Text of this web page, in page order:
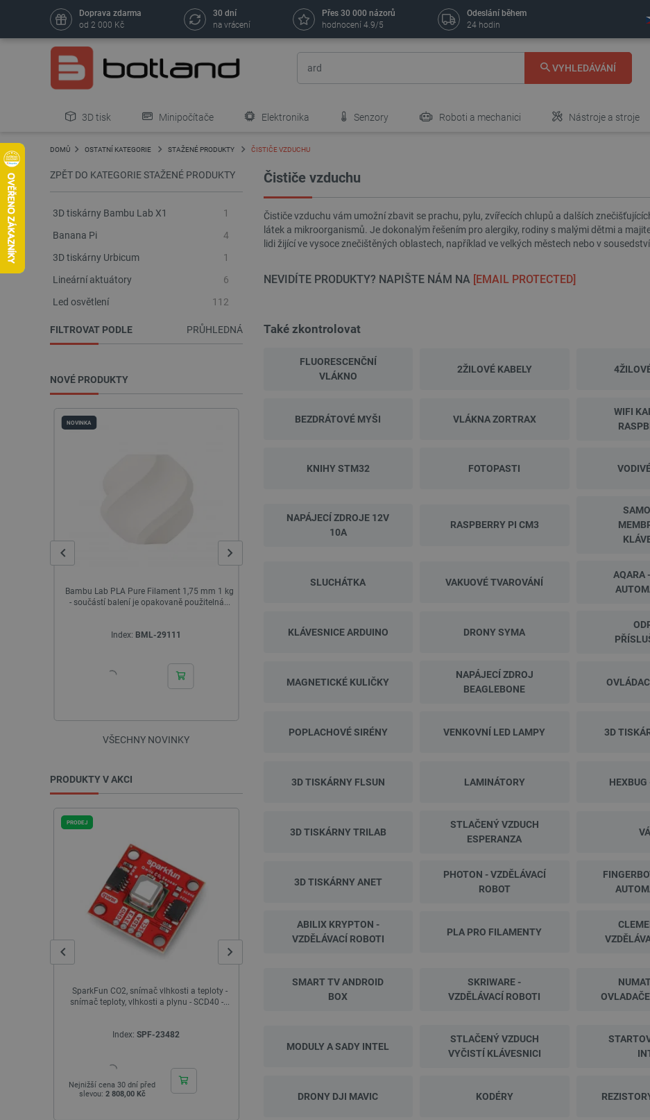
Doprava zdarma
od 2 000 Kč
30 dní
na vrácení
Přes 30 000 názorů
hodnocení 4.9/5
Odeslání během
24 hodin
VYHLEDÁVÁNÍ
3D tisk Minipočítače Elektronika Senzory Roboti a mechanici Nástroje a stroje
DOMŮ OSTATNÍ KATEGORIE STAŽENÉ PRODUKTY ČISTIČE VZDUCHU
ZPĚT DO KATEGORIE STAŽENÉ PRODUKTY
3D tiskárny Bambu Lab X1
1
Banana Pi
4
3D tiskárny Urbicum
1
Lineární aktuátory
6
Led osvětlení
112
FILTROVAT PODLE PRŮHLEDNÁ
NOVÉ PRODUKTY
Bambu Lab PLA Pure Filament 1,75 mm 1 kg
- součástí balení je opakovaně použitelná...
Index: BML-29111
NOVINKA
Index:CRL-28342 Index:ZWV-28051
Nejnižší cena 30 dní před
slevou:2 186,70 Kč
NOVINKA
VŠECHNY NOVINKY
PRODUKTY V AKCI
Shelly Qubino Wave Pro 2PM - 2-kanálové
relé na DIN lištu s měřičem výkonu
Index:INN-24909
Nejnižší cena 30 dní před
slevou:2 434,00 Kč
PRODEJ
Arduinem - bez konektorů - pájený 333008
slevou:164,00 Kč
IPS LCD obrazovka 7 '' 1024x600px pro
LattePanda
Index: DFR-06400
slevou:830,40 Kč
PRODEJ
PRODEJ
Čističe vzduchu
Čističe vzduchu vám umožní zbavit se prachu, pylu, zvířecích chlupů a dalších
látek a mikroorganismů. Je dokonalým řešením pro alergiky, rodiny s malými dětmi a
lidi žijící ve vysoce znečištěných oblastech, například ve velkých městech nebo v
NEVIDÍTE PRODUKTY? NAPIŠTE NÁM NA [EMAIL PROTECTED]
Také zkontrolovat
FLUORESCENČNÍ
VLÁKNO
2ŽILOVÉ KABELY
BEZDRÁTOVÉ MYŠI VLÁKNA ZORTRAX
WIFI
KNIHY STM32 FOTOPASTI
NAPÁJECÍ ZDROJE 12V
10A
RASPBERRY PI CM3
SLUCHÁTKA VAKUOVÉ TVAROVÁNÍ
AQARA
KLÁVESNICE ARDUINO DRONY SYMA
MAGNETICKÉ KULIČKY
NAPÁJECÍ ZDROJ
BEAGLEBONE
POPLACHOVÉ SIRÉNY VENKOVNÍ LED LAMPY 3D
3D TISKÁRNY FLSUN LAMINÁTORY
3D TISKÁRNY TRILAB
STLAČENÝ VZDUCH
ESPERANZA
3D TISKÁRNY ANET
PHOTON - VZDĚLÁVACÍ
ROBOT
ABILIX KRYPTON -
VZDĚLÁVACÍ ROBOTI
PLA PRO FILAMENTY
SMART TV ANDROID
BOX
SKRIWARE -
VZDĚLÁVACÍ ROBOTI
MODULY A SADY INTEL
STLAČENÝ VZDUCH
VYČISTÍ KLÁVESNICI
DRONY DJI MAVIC KODÉRY